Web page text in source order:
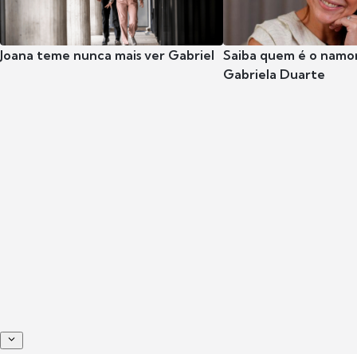
Joana teme nunca mais ver Gabriel Saiba quem é o
Gabriela Duarte